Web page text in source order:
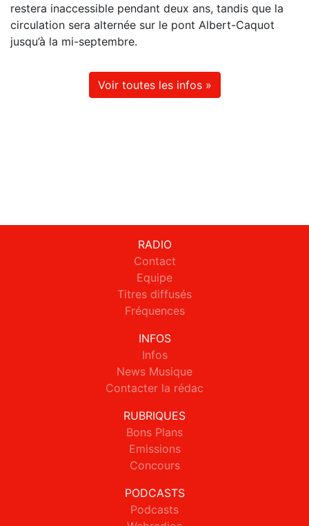
restera inaccessible pendant deux ans, tandis que la
circulation sera alternée sur le pont Albert-Caquot
jusqu’à la mi-septembre.
Voir toutes les infos »
RADIO
Contact
Equipe
Titres diffusés
Fréquences
INFOS
Infos
News Musique
Contacter la rédac
RUBRIQUES
Bons Plans
Emissions
Concours
PODCASTS
Podcasts